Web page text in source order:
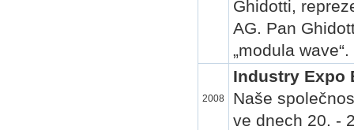
Ghidotti,
AG. Pan
„modula wave“.
2008
Industry Expo
Naše
ve dnech 20. -